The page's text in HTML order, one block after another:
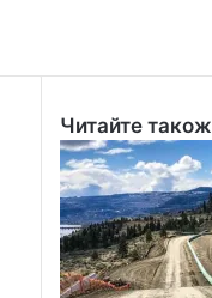
Читайте також
Close